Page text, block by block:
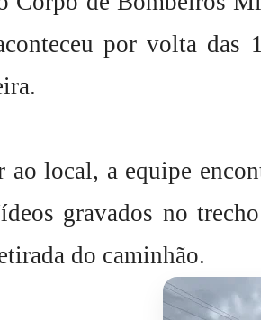
por volta das
ao local, a equipe
gravados no
do caminhão.